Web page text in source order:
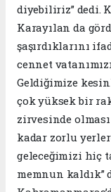
diyebiliriz” dedi.
Karayılan da
şaşırdıklarını
cennet
Geldiğimize
çok yüksek bir
zirvesinde
kadar zorlu
geleceğimizi hiç
memnun kaldık”